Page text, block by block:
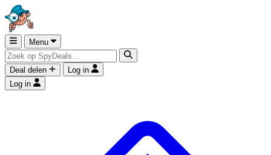
Menu
Deal delen
Log in
Log in